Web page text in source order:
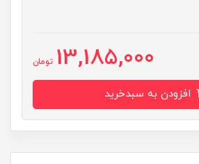
13,185,000 تومان